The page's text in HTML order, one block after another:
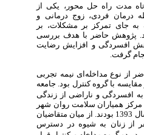
مدت راه حل محور، یکی از
درمان فردی، زوج درمانی و
جای تمرکز بر مشکلات، بر
پژوهش حاضر با هدف بررسی
افسردگی و افزایش رضایت
گرفت.
نوع مداخله‌ای نیمه تجربی
با گروه کنترل بود. جامعه
افسردگی و ناراضی از زندگی
همیاران سلامت روان شهر
بجنورد در شش ماه اول سال 1393 بودند. از میان متقاضیان
جلسات، 30 نفر از زنان به شیوه در دسترس